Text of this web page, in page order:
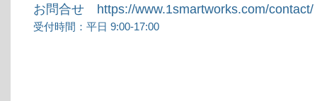
お問合せ https://www.1smartworks.com/contact/
受付時間：平日 9:00-17:00